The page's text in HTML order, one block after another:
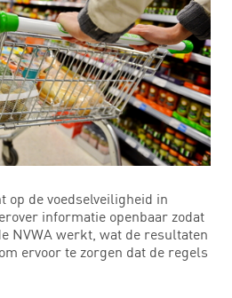
op de voedselveiligheid in
informatie openbaar zodat
NVWA werkt, wat de resultaten
ervoor te zorgen dat de regels